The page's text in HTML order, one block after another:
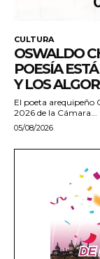
CULTURA
OSWALDO
POESÍA
Y LOS
El poeta arequipeño
2026 de la Cámara...
05/08/2026